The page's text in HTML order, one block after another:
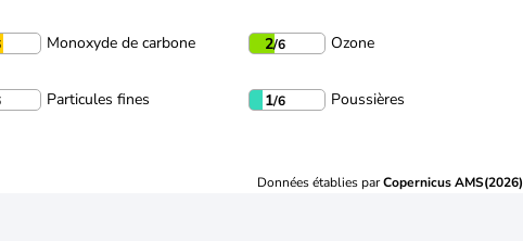
Monoxyde de carbone 2/6 Ozone
Particules fines 1/6 Poussières
Données établies parCopernicus AMS(2026)